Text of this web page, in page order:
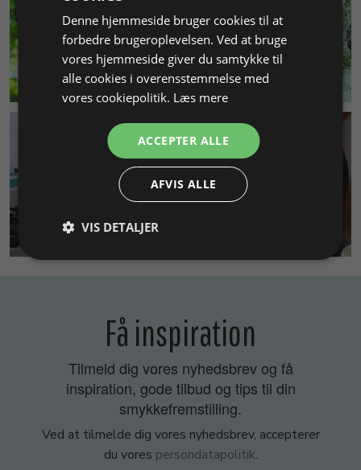
MILJØ & BÆREDYGTIGHED
SMYKKEKURSER
Få inspiration
Tilmeld dig vores nyhedsbrev og få
inspiration, gode tilbud og tips til din
smykkefremstilling.
Ved at tilmelde dig vores nyhedsbrev, accepterer
du vores persondatapolitik.
Denne hjemmeside bruger cookies til at
forbedre brugeroplevelsen. Ved at bruge
vores hjemmeside giver du samtykke til
alle cookies i overensstemmelse med
vores cookiepolitik. Læs mere
ACCEPTER ALLE
AFVIS ALLE
VIS DETALJER